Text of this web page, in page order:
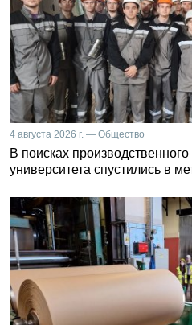
4 августа 2026 г. — Общество
В поисках
университета спустились в